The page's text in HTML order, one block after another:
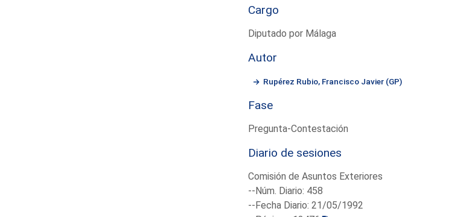
Cargo
Diputado por Málaga
Autor
Rupérez Rubio, Francisco Javier (GP)
Fase
Pregunta-Contestación
Diario de sesiones
Comisión de Asuntos Exteriores
--Núm. Diario: 458
--Fecha Diario: 21/05/1992